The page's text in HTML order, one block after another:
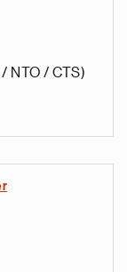
NTO / CTS)